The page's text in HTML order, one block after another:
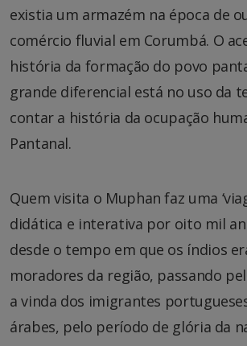
existia um armazém na época de
comércio fluvial em Corumbá. O
história da formação do povo
grande diferencial está no uso da
contar a história da ocupação
Pantanal.
Quem visita o Muphan faz uma
didática e interativa por oito mil
desde o tempo em que os índios
moradores da região, passando
a vinda dos imigrantes
árabes, pelo período de glória da